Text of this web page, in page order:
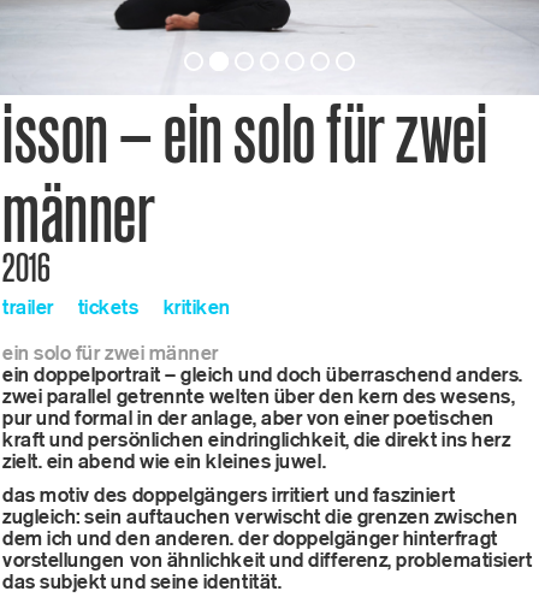
isson – ein solo für zwei
männer
2016
trailer tickets
kritiken
ein solo für zwei männer
ein doppelportrait – gleich und doch überraschend anders.
zwei parallel getrennte welten über den kern des wesens,
pur und formal in der anlage, aber von einer poetischen
kraft und persönlichen eindringlichkeit, die direkt ins herz
zielt. ein abend wie ein kleines juwel.
das motiv des doppelgängers irritiert und fasziniert
zugleich: sein auftauchen verwischt die grenzen zwischen
dem ich und den anderen. der doppelgänger hinterfragt
vorstellungen von ähnlichkeit und differenz, problematisiert
das subjekt und seine identität.